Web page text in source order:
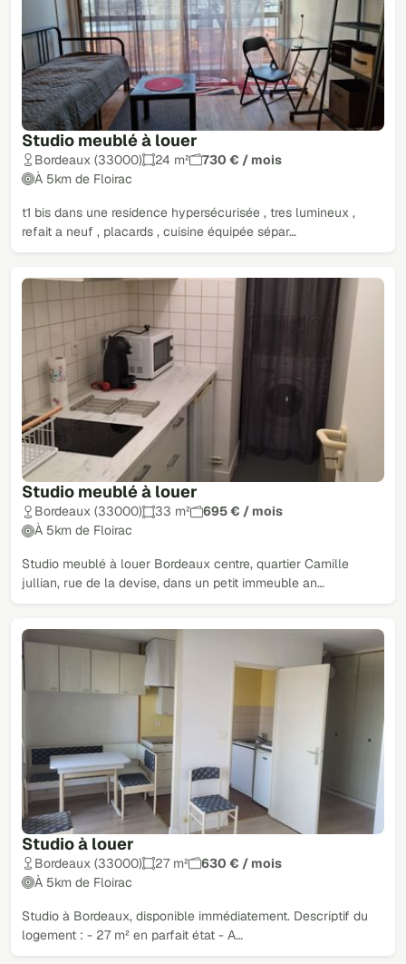
Studio meublé à louer
Bordeaux (33000) 24 m²
730 € / mois
À 5km de Floirac
t1 bis dans une residence hypersécurisée , tres lumineux ,
refait a neuf , placards , cuisine équipée sépar…
Studio meublé à louer
Bordeaux (33000) 33 m²
695 € / mois
À 5km de Floirac
Studio meublé à louer Bordeaux centre, quartier Camille
jullian, rue de la devise, dans un petit immeuble an…
Studio à louer
Bordeaux (33000) 27 m²
630 € / mois
À 5km de Floirac
Studio à Bordeaux, disponible immédiatement. Descriptif du
logement : - 27 m² en parfait état - A…